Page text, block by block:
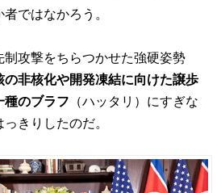
ではなかろう。
攻撃をちらつかせた強硬姿勢
の非核化や開発凍結に向けた譲歩
種のブラフ （ハッタリ）にすぎな
きりしたのだ。